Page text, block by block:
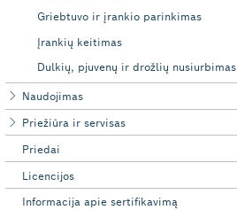
Griebtuvo ir įrankio parinkimas
Įrankių keitimas
Dulkių, pjuvenų ir drožlių nusiurbimas
Naudojimas
Priežiūra ir servisas
Priedai
Licencijos
Informacija apie sertifikavimą